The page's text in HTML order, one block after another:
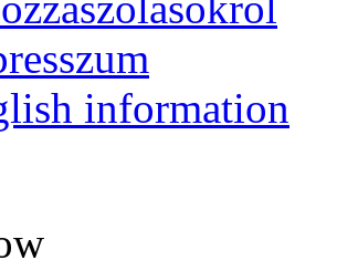
information